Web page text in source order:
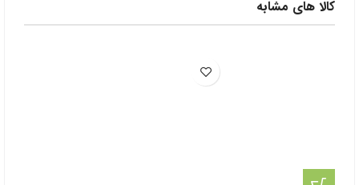
کالا های مشابه